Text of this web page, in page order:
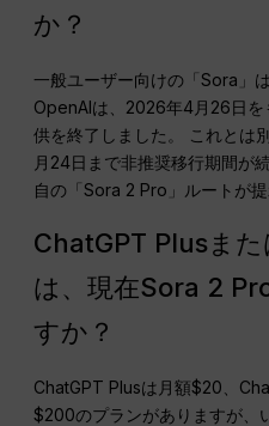
か？
一般ユーザー向けの「Sora」
OpenAIは、2026年4月26日
供を終了しました。 これとは
月24日まで非推奨移行期間が
自の「Sora 2 Pro」ルートが
ChatGPT Plusま
は、現在Sora 2
すか？
ChatGPT Plusは月額$20、
$200のプランがありますが、